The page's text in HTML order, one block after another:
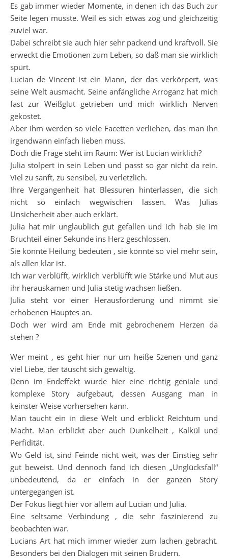
Es gab immer wieder Momente, in denen ich das Buch zur
Seite legen musste. Weil es sich etwas zog und gleichzeitig
zuviel war.
Dabei schreibt sie auch hier sehr packend und kraftvoll. Sie
erweckt die Emotionen zum Leben, so daß man sie wirklich
spürt.
Lucian de Vincent ist ein Mann, der das verkörpert, was
seine Welt ausmacht. Seine anfängliche Arroganz hat mich
fast zur Weißglut getrieben und mich wirklich Nerven
gekostet.
Aber ihm werden so viele Facetten verliehen, das man ihn
irgendwann einfach lieben muss.
Doch die Frage steht im Raum: Wer ist Lucian wirklich?
Julia stolpert in sein Leben und passt so gar nicht da rein.
Viel zu sanft, zu sensibel, zu verletzlich.
Ihre Vergangenheit hat Blessuren hinterlassen, die sich
nicht so einfach wegwischen lassen. Was Julias
Unsicherheit aber auch erklärt.
Julia hat mir unglaublich gut gefallen und ich hab sie im
Bruchteil einer Sekunde ins Herz geschlossen.
Sie könnte Heilung bedeuten , sie könnte so viel mehr sein,
als allen klar ist.
Ich war verblüfft, wirklich verblüfft wie Stärke und Mut aus
ihr herauskamen und Julia stetig wachsen ließen.
Julia steht vor einer Herausforderung und nimmt sie
erhobenen Hauptes an.
Doch wer wird am Ende mit gebrochenem Herzen da
stehen ?
Wer meint , es geht hier nur um heiße Szenen und ganz
viel Liebe, der täuscht sich gewaltig.
Denn im Endeffekt wurde hier eine richtig geniale und
komplexe Story aufgebaut, dessen Ausgang man in
keinster Weise vorhersehen kann.
Man taucht ein in diese Welt und erblickt Reichtum und
Macht. Man erblickt aber auch Dunkelheit , Kalkül und
Perfidität.
Wo Geld ist, sind Feinde nicht weit, was der Einstieg sehr
gut beweist. Und dennoch fand ich diesen „Unglücksfall“
unbedeutend, da er einfach in der ganzen Story
untergegangen ist.
Der Fokus liegt hier vor allem auf Lucian und Julia.
Eine seltsame Verbindung , die sehr faszinierend zu
beobachten war.
Lucians Art hat mich immer wieder zum lachen gebracht.
Besonders bei den Dialogen mit seinen Brüdern.